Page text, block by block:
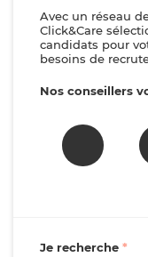
Avec un réseau
Click&Care
candidats pour
besoins de
Nos conseillers
Je recherche